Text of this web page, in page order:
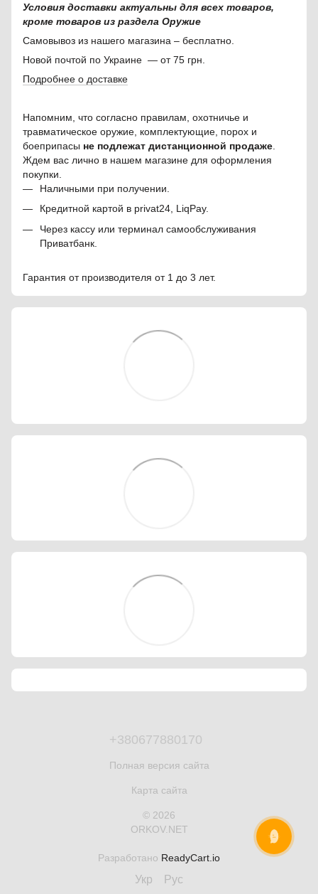
Условия доставки актуальны для всех товаров,
кроме товаров из раздела Оружие
Самовывоз из нашего магазина – бесплатно.
Новой почтой по Украине — от 75 грн.
Подробнее о доставке
Напомним, что согласно правилам, охотничье и
травматическое оружие, комплектующие, порох и
боеприпасы не подлежат дистанционной продаже
Ждем вас лично в нашем магазине для оформления
покупки.
Наличными при получении.
Кредитной картой в privat24, LiqPay.
Через кассу или терминал самообслуживания
Приватбанк.
Гарантия от производителя от 1 до 3 лет.
+380677880170
Полная версия сайта
Карта сайта
© 2026
ORKOV.NET
Разработано ReadyCart.io
Укр Рус
ОНЛАЙН ЧАТ